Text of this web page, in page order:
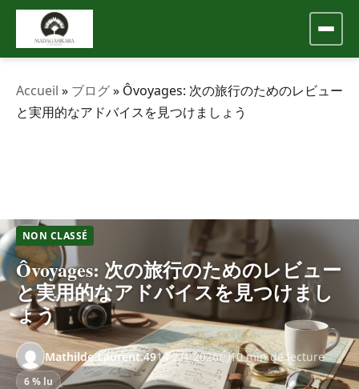
Accueil » ブログ» Ôvoyages: 次の旅行のためのレビュー
と実用的なアドバイスを見つけましょう
NON CLASSÉ
Ôvoyages: 次の旅行のためのレビュー
と実用的なアドバイスを見つけまし
ょう
Mathilde.Laurent.4914 2月 2026 10 min de lecture
6 % lu